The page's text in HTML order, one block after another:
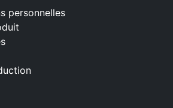
personnelles